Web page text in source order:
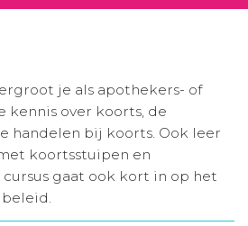
Inloggen
je als apothekers- of
kennis over koorts, de
handelen bij koorts. Ook leer
koortsstuipen en
gaat ook kort in op het